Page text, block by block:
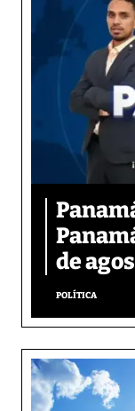
de
POLÍTICA